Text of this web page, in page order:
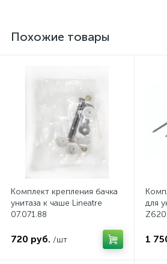
Похожие товары
Комплект крепления бачка
унитаза к чаше Lineatre
07.071.88
720 руб. /шт
для
1